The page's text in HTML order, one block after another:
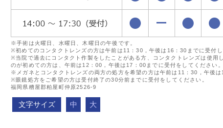
※手術は火曜日、水曜日、木曜日の午後です。
※初めてのコンタクトレンズの方は午前は11：30，午後は16：30までに受付し
※当院で過去にコンタクト作製をしたことがある方、コンタクトレンズは使用
のが初めての方は、午前は12：00，午後は17：00までに受付をしてください。
※メガネとコンタクトレンズの両方の処方を希望の方は午前は11：30，午後は
※眼鏡処方をご希望の方は受付終了の30分前までに受付をしてください。
福岡県糟屋郡粕屋町仲原2526-9
文字サイズ 中 大